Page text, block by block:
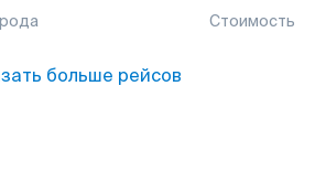
Стоимость
больше рейсов